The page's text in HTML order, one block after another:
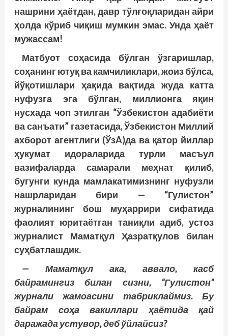
нашрини ҳаётдан, давр тўлғоқларидан айри
ҳолда кўриб чиқиш мумкин эмас. Унда ҳаёт
мужассам!
Матбуот соҳасида бўлган ўзгаришлар,
соҳанинг ютуқ ва камчиликлари, жоиз бўлса,
йўқотишлари ҳақида вақтида жуда катта
нуфузга эга бўлган, миллионга яқин
нусхада чоп этилган “Ўзбекистон адабиёти
ва санъати” газетасида, Ўзбекистон Миллий
ахборот агентлиги (ЎзA)да ва қатор йиллар
ҳукумат идораларида турли масъул
вазифаларда самарали меҳнат қилиб,
бугунги кунда мамлакатимизнинг нуфузли
нашрларидан бири — “Гулистон”
журналининг бош муҳаррири сифатида
фаолият юритаётган таниқли адиб, устоз
журналист Маматқул Ҳазратқулов билан
суҳбатлашдик.
— Маматқул ака, аввало, касб
байрамингиз билан сизни, “Гулистон”
журнали жамоасини табриклаймиз. Бу
байрам соҳа вакиллари ҳаётида қай
даражада устувор, деб ўйлайсиз?